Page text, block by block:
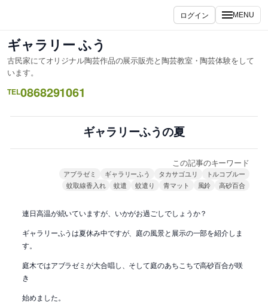
ス
キ
ッ
プ
ログイン MENU
ギャラリー ふう
古民家にてオリジナル陶芸作品の展示販売と陶芸教室・陶芸体験をして
います。
TEL0868291061
ギャラリーふうの夏
この記事のキーワード
アブラゼミ ギャラリーふう タカサゴユリ
トルコブルー
蚊取線香入れ
蚊遣 蚊遣り 青マット 風鈴 高砂百合
連日高温が続いていますが、いかがお過ごしでしょうか？
ギャラリーふうは夏休み中ですが、庭の風景と展示の一部を紹介しま
す。
庭木ではアブラゼミが大合唱し、そして庭のあちこちで高砂百合が咲
き
始めました。